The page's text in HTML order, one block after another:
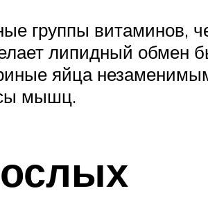
группы витаминов,
липидный обмен
яйца
мышц.